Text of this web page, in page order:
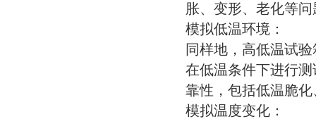
胀、变形、老化等
模拟低温环境：
同样地，高低温试
在低温条件下进行
靠性，包括低温脆
模拟温度变化：